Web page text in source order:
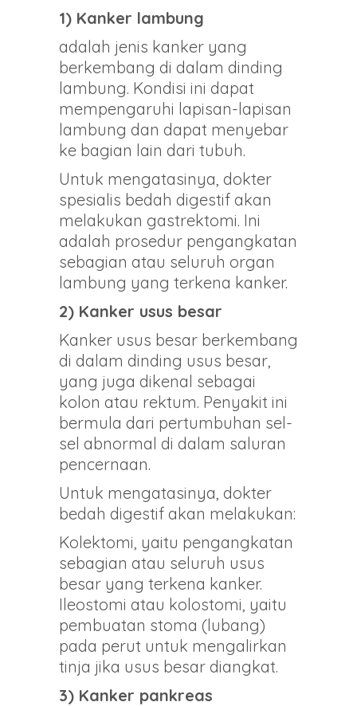
1) Kanker lambung
adalah jenis kanker yang
berkembang di dalam dinding
lambung. Kondisi ini dapat
mempengaruhi lapisan-lapisan
lambung dan dapat menyebar
ke bagian lain dari tubuh.
Untuk mengatasinya, dokter
spesialis bedah digestif akan
melakukan gastrektomi. Ini
adalah prosedur pengangkatan
sebagian atau seluruh organ
lambung yang terkena kanker.
2) Kanker usus besar
Kanker usus besar berkembang
di dalam dinding usus besar,
yang juga dikenal sebagai
kolon atau rektum. Penyakit ini
bermula dari pertumbuhan sel-
sel abnormal di dalam saluran
pencernaan.
Untuk mengatasinya, dokter
bedah digestif akan melakukan:
Kolektomi, yaitu pengangkatan
sebagian atau seluruh usus
besar yang terkena kanker.
Ileostomi atau kolostomi, yaitu
pembuatan stoma (lubang)
pada perut untuk mengalirkan
tinja jika usus besar diangkat.
3) Kanker pankreas